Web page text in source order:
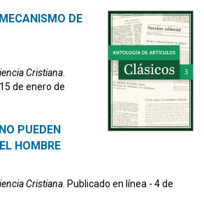
DE
Cristiana
de enero de
PUEDEN
HOMBRE
Cristiana . Publicado en línea - 4 de